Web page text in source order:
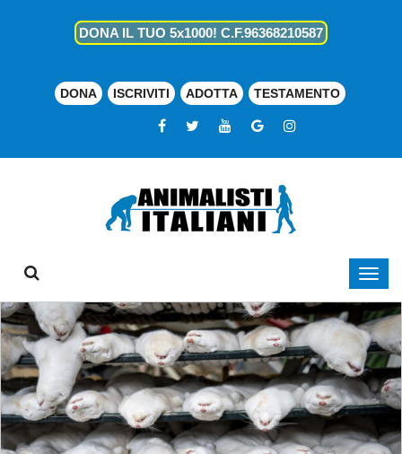
DONA IL TUO 5x1000! C.F.96368210587
DONA ISCRIVITI ADOTTA TESTAMENTO